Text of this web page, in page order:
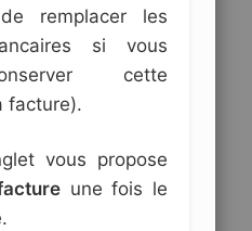
remplacer les
si vous
cette
facture).
vous propose
une fois le